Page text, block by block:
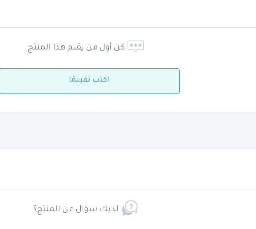
كن أول من يقيم هذا المنتج
اكتب تقييمًا
لديك سؤال عن المنتج؟